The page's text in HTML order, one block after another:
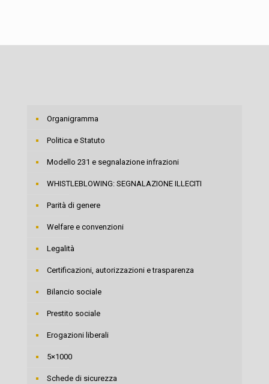
Organigramma
Politica e Statuto
Modello 231 e segnalazione infrazioni
WHISTLEBLOWING: SEGNALAZIONE ILLECITI
Parità di genere
Welfare e convenzioni
Legalità
Certificazioni, autorizzazioni e trasparenza
Bilancio sociale
Prestito sociale
Erogazioni liberali
5×1000
Schede di sicurezza